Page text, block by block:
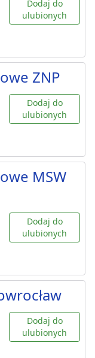
Dodaj do
ulubionych
ZNP
Dodaj do
ulubionych
MSW
Dodaj do
ulubionych
Dodaj do
ulubionych